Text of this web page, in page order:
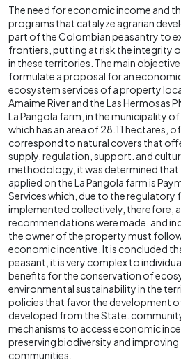
The need for economic income and
programs that catalyze agrarian
part of the Colombian peasantry to
frontiers, putting at risk the integrity
in these territories. The main
formulate a proposal for an
ecosystem services of a property
Amaime River and the Las Hermosas
La Pangola farm, in the municipality of
which has an area of 28.11 hectares,
correspond to natural covers that
supply, regulation, support. and
methodology, it was determined that
applied on the La Pangola farm is
Services which, due to the regulatory
implemented collectively, therefore,
recommendations were made. and
the owner of the property must
economic incentive. It is concluded
peasant, it is very complex to
benefits for the conservation of
environmental sustainability in the
policies that favor the development
developed from the State.
mechanisms to access economic
preserving biodiversity and
communities.